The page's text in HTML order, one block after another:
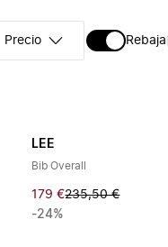
Precio Rebaja
LEE
Bib Overall
179 €235,50 €
-24%